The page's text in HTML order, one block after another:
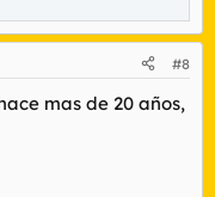
#8
mas de 20 años,